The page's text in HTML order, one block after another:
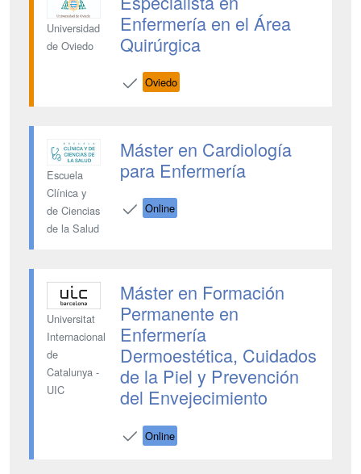
Universidad
de Oviedo
Enfermería en el Área
Quirúrgica
Oviedo
Escuela
Clínica y
de Ciencias
de la Salud
Máster en Cardiología
para Enfermería
Online
Universitat
Internacional
de
Catalunya -
UIC
Máster en Formación
Permanente en
Enfermería
Dermoestética, Cuidados
de la Piel y Prevención
del Envejecimiento
Online